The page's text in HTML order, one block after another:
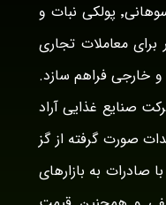
خود رو در زمینه ی عرضه گز٬ گز سوهانی٬ پولکی نبات و
معاملات تجاری
و خارجی فراهم سازد.
صنایع غذایی آراد
صورت گرفته از گز
صادرات به بازارهای